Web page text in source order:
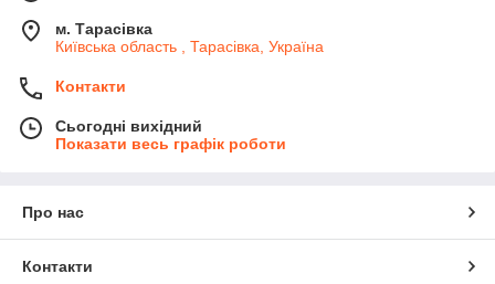
м. Тарасівка
Київська область , Тарасівка, Україна
Контакти
Сьогодні вихідний
Показати весь графік роботи
Про нас
Контакти